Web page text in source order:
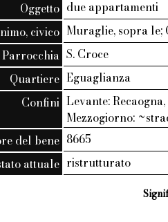
Oggetto due appartamenti
civico Muraglie, sopra le;
Parrocchia S. Croce
Quartiere Eguaglianza
Confini Levante:
Mezzogiorno:
del bene 8665
attuale ristrutturato